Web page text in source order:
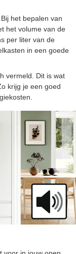
het bepalen van
het volume van de
per liter van de
in een goede
vermeld. Dit is wat
krijg je een goed